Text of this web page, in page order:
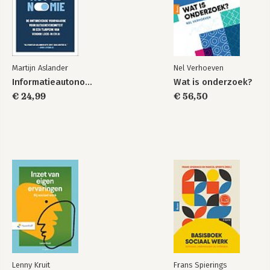
Martijn Aslander
Informatieautonomie
€ 24,99
Nel Verhoeven
Wat is onderzoek?
€ 56,50
Lenny Kruit Frans Spierings